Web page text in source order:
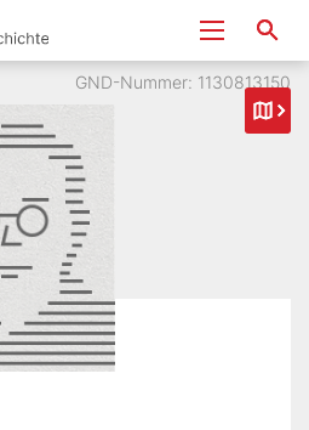
GND-Nummer: 1130813150